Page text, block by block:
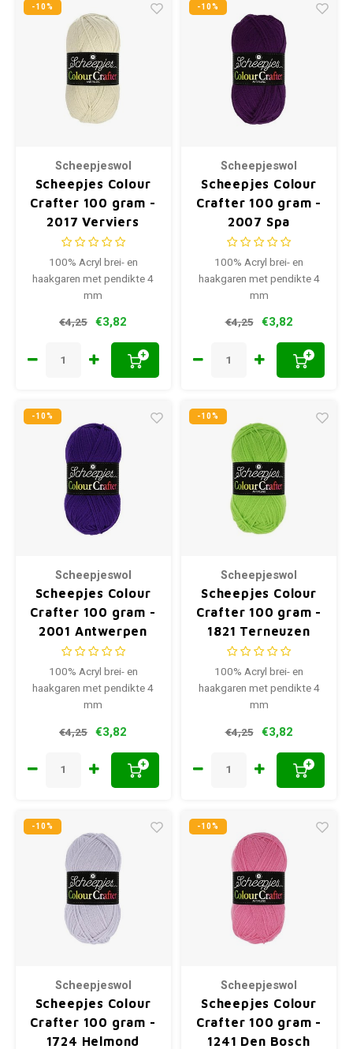
-10%
Scheepjeswol
Scheepjes Colour
Crafter 100 gram -
2017 Verviers
100% Acryl brei- en
haakgaren met pendikte 4
mm
€4,25 €3,82
+
-10%
Scheepjeswol
Scheepjes Colour
Crafter 100 gram -
2007 Spa
100% Acryl brei- en
haakgaren met pendikte 4
mm
€4,25 €3,82
+
-10%
Scheepjeswol
Scheepjes Colour
Crafter 100 gram -
2001 Antwerpen
100% Acryl brei- en
haakgaren met pendikte 4
mm
€4,25 €3,82
+
-10%
Scheepjeswol
Scheepjes Colour
Crafter 100 gram -
1821 Terneuzen
100% Acryl brei- en
haakgaren met pendikte 4
mm
€4,25 €3,82
+
-10%
Scheepjeswol
Scheepjes Colour
Crafter 100 gram -
1724 Helmond
-10%
Scheepjeswol
Scheepjes Colour
Crafter 100 gram -
1241 Den Bosch